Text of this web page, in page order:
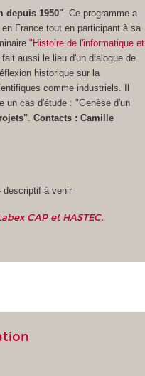
depuis 1950" . Ce programme a
France tout en participant à sa
"Histoire de l'informatique et
aussi le lieu d'un dialogue de
historique sur la
comme industriels. Il
un cas d'étude : "Genèse d'un
.Contacts : Camille
descriptif à venir
CAP et HASTEC.